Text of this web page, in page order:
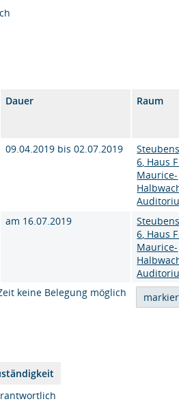
Dauer Raum
09.04.2019 bis 02.07.2019
6, Haus
Maurice-
am 16.07.2019
6, Haus
Maurice-
keine Belegung möglich